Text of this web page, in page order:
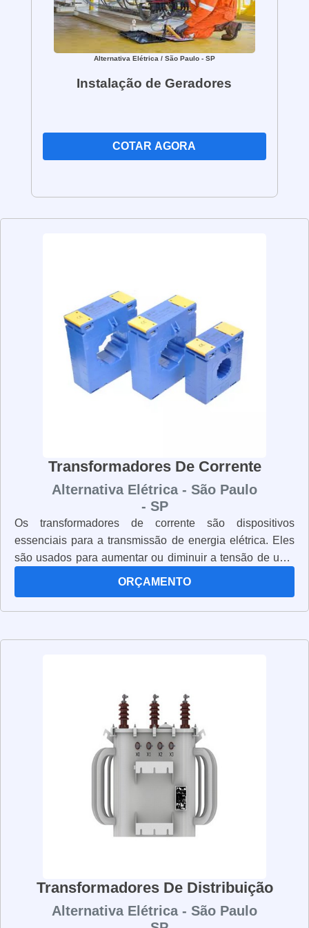
Alternativa Elétrica/ São Paulo - SP
Instalação de Geradores
COTAR AGORA
Transformadores De Corrente
Alternativa Elétrica - São Paulo
- SP
Os transformadores de corrente são dispositivos
essenciais para a transmissão de energia elétrica. Eles
são usados para aumentar ou diminuir a tensão de uma
corrente elétrica, permitindo que a energia seja
transformadores de corrente são projetados para suportar
extremamente confiáveis e duráveis. Além disso, eles
operação. Os transformadores de corrente são usados
em uma variedade de aplicações, desde a transmissão
de energia elétrica em grandes redes até a proteção de
equipamentos elétricos em instalações industriais. Como
eles são projetados para serem seguros e eficientes, os
transformadores de corrente são uma parte essencial da
ORÇAMENTO
Transformadores De Distribuição
Alternativa Elétrica - São Paulo